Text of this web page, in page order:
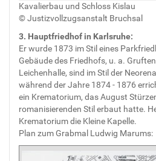
Kavalierbau und Schloss Kislau
© Justizvollzugsanstalt Bruchsal
3. Hauptfriedhof in Karlsruhe:
Er wurde 1873 im Stil eines
Gebäude des Friedhofs, u. a.
Leichenhalle, sind im Stil der
während der Jahre 1874 - 1876
ein Krematorium, das August
romanisierenden Stil erbaut hatte.
Krematorium die Kleine Kapelle.
Plan zum Grabmal Ludwig Marums: